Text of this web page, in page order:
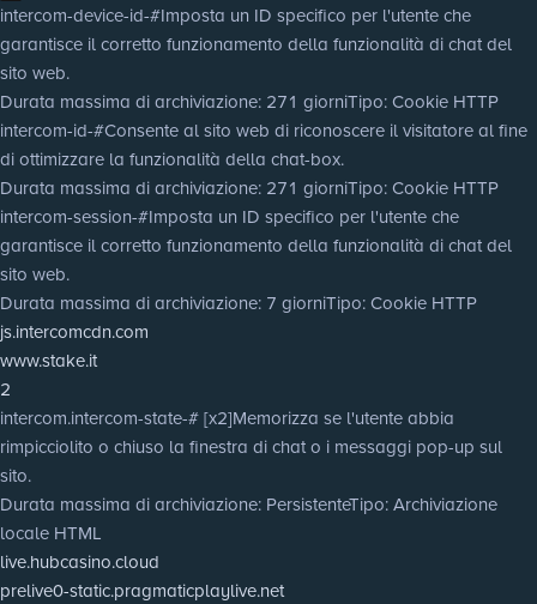
intercom-device-id-#Imposta un ID specifico per l'utente che
garantisce il corretto funzionamento della funzionalità di chat del
sito web.
Durata massima di archiviazione: 271 giorniTipo: Cookie HTTP
intercom-id-#Consente al sito web di riconoscere il visitatore al fine
di ottimizzare la funzionalità della chat-box.
Durata massima di archiviazione: 271 giorniTipo: Cookie HTTP
intercom-session-#Imposta un ID specifico per l'utente che
garantisce il corretto funzionamento della funzionalità di chat del
sito web.
Durata massima di archiviazione: 7 giorniTipo: Cookie HTTP
js.intercomcdn.com
www.stake.it
2
intercom.intercom-state-# [x2]Memorizza se l'utente abbia
rimpicciolito o chiuso la finestra di chat o i messaggi pop-up sul
sito.
Durata massima di archiviazione: PersistenteTipo: Archiviazione
locale HTML
live.hubcasino.cloud
prelive0-static.pragmaticplaylive.net